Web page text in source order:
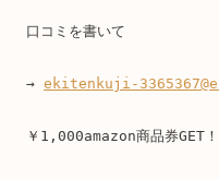
口コミを書いて
→ ekitenkuji-
￥1,000amazon商品券GET！